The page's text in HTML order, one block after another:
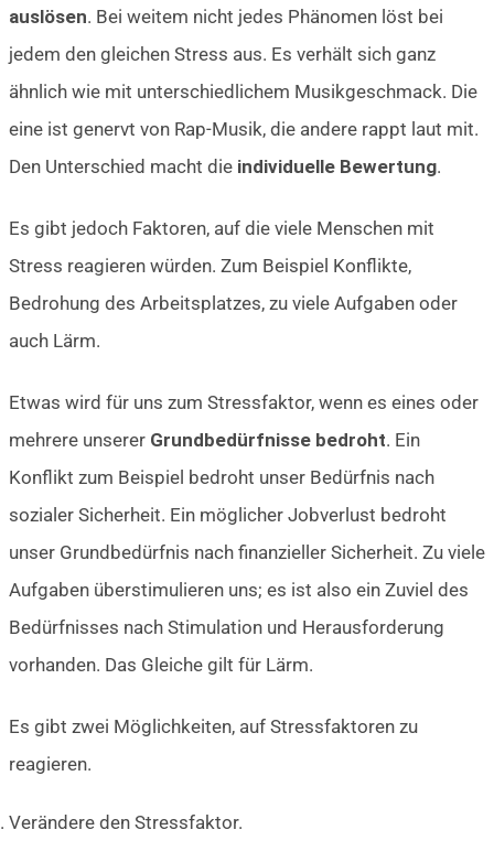
auslösen. Bei weitem nicht jedes Phänomen löst bei
jedem den gleichen Stress aus. Es verhält sich ganz
ähnlich wie mit unterschiedlichem Musikgeschmack. Die
eine ist genervt von Rap-Musik, die andere rappt laut mit.
Den Unterschied macht die individuelle Bewertung.
Es gibt jedoch Faktoren, auf die viele Menschen mit
Stress reagieren würden. Zum Beispiel Konflikte,
Bedrohung des Arbeitsplatzes, zu viele Aufgaben oder
auch Lärm.
Etwas wird für uns zum Stressfaktor, wenn es eines oder
mehrere unserer Grundbedürfnisse bedroht. Ein
Konflikt zum Beispiel bedroht unser Bedürfnis nach
sozialer Sicherheit. Ein möglicher Jobverlust bedroht
unser Grundbedürfnis nach finanzieller Sicherheit. Zu viele
Aufgaben überstimulieren uns; es ist also ein Zuviel des
Bedürfnisses nach Stimulation und Herausforderung
vorhanden. Das Gleiche gilt für Lärm.
Es gibt zwei Möglichkeiten, auf Stressfaktoren zu
reagieren.
Verändere den Stressfaktor.